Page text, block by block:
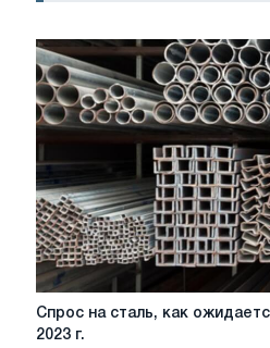
Спрос
на
Спрос на сталь, как
2023 г.